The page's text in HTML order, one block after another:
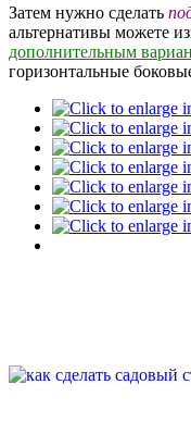
Затем нужно сделать
альтернативы можете
дополнительным
горизонтальные